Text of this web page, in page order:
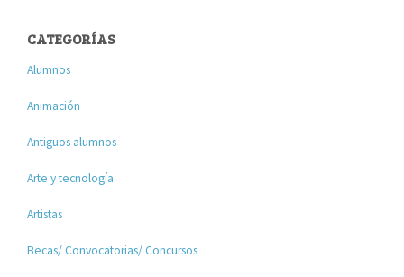
CATEGORÍAS
Alumnos
Animación
Antiguos alumnos
Arte y tecnología
Artistas
Becas/ Convocatorias/ Concursos